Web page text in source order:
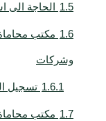
1.5 الحاجة الى
1.6 مكتب
وشركات
1.6.1 تسجيل
1.7 مكتب